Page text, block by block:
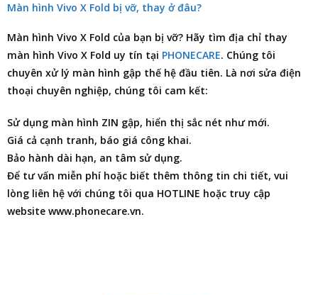
Màn hình Vivo X Fold bị vỡ, thay ở đâu?
Màn hình Vivo X Fold của bạn bị vỡ? Hãy tìm địa chỉ thay
màn hình Vivo X Fold uy tín tại PHONECARE. Chúng tôi
chuyên xử lý màn hình gập thế hệ đầu tiên. Là nơi sửa điện
thoại chuyên nghiệp, chúng tôi cam kết:
Sử dụng màn hình ZIN gập, hiển thị sắc nét như mới.
Giá cả cạnh tranh, báo giá công khai.
Bảo hành dài hạn, an tâm sử dụng.
Để tư vấn miễn phí hoặc biết thêm thông tin chi tiết, vui
lòng liên hệ với chúng tôi qua HOTLINE hoặc truy cập
website www.phonecare.vn.